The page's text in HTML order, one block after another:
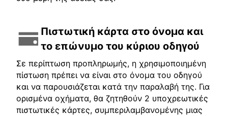
Πιστωτική κάρτα στο όνομα και
το επώνυμο του κύριου οδηγού
Σε περίπτωση προπληρωμής, η χρησιμοποιημένη
πίστωση πρέπει να είναι στο όνομα του οδηγού
και να παρουσιάζεται κατά την παραλαβή της. Για
ορισμένα οχήματα, θα ζητηθούν 2 υποχρεωτικές
πιστωτικές κάρτες, συμπεριλαμβανομένης μιας